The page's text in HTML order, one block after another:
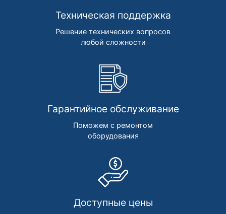
Техническая поддержка
Решение технических вопросов
любой сложности
Гарантийное обслуживание
Поможем с ремонтом
оборудования
Доступные цены